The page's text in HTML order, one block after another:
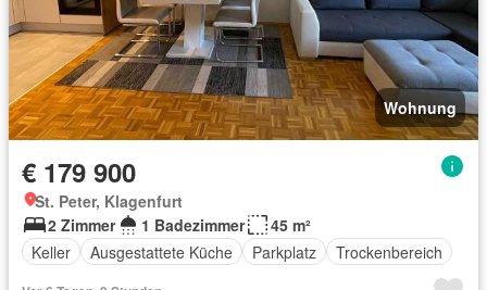
Wohnung
€ 179 900
St. Peter, Klagenfurt
2 Zimmer
1 Badezimmer
45 m²
Keller
Ausgestattete Küche Parkplatz Trockenbereich